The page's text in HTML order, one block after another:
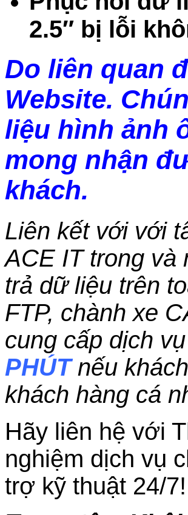
2.5″ bị lỗi
Do liên quan
Website.
liệu hình ảnh
mong nhận
khách.
Liên kết với với
ACE IT trong và
trả dữ liệu trên
FTP, chành xe
cung cấp dịch
PHÚTnếu
khách hàng cá
Hãy liên hệ với
nghiệm dịch vụ
trợ kỹ thuật 24/7!